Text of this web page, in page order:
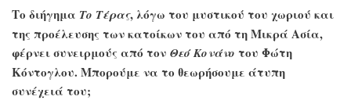
Το διήγημα Το Τέρας, λόγω του μυστικού του χωριού και
της προέλευσης των κατοίκων του από τη Μικρά Ασία,
φέρνει συνειρμούς από τον Θεό Κονάνο του Φώτη
Κόντογλου. Μπορούμε να το θεωρήσουμε άτυπη
συνέχειά του;